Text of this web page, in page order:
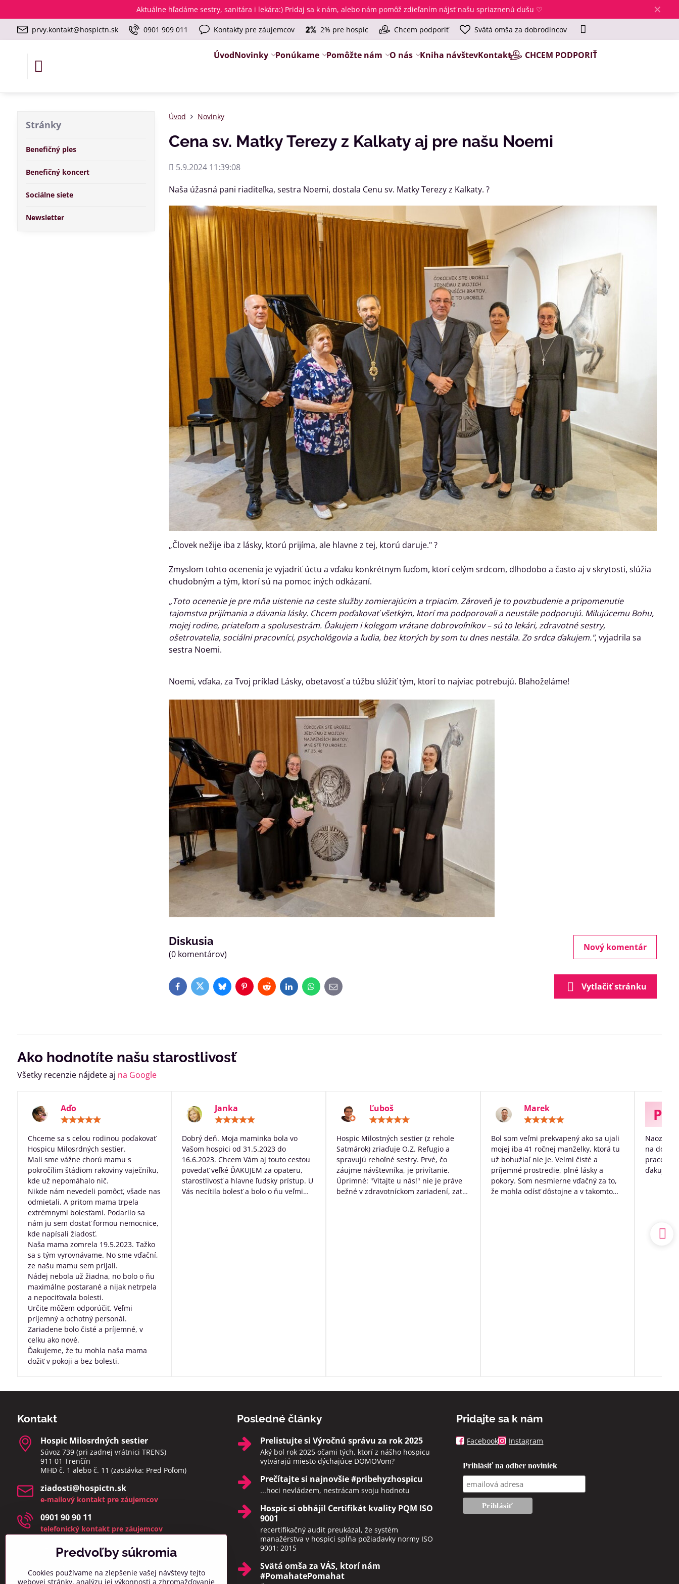
✕
Aktuálne hľadáme sestry, sanitára i lekára:) Pridaj sa k nám, alebo nám pomôž zdieľaním nájsť našu spriaznenú dušu ♡
prvy.kontakt@hospictn.sk 0901 909 011 Kontakty pre záujemcov 2% pre hospic Chcem podporiť Svätá omša za dobrodincov
ÚvodNovinky Ponúkame Pomôžte nám O nás Kniha návštevKontakt CHCEM PODPORIŤ
Úvod Novinky
Cena sv. Matky Terezy z Kalkaty aj pre našu Noemi
Pridané
5.9.2024 11:39:08
Naša úžasná pani riaditeľka, sestra Noemi, dostala Cenu sv. Matky Terezy z Kalkaty. ?
„Človek nežije iba z lásky, ktorú prijíma, ale hlavne z tej, ktorú daruje." ?
Zmyslom tohto ocenenia je vyjadriť úctu a vďaku konkrétnym ľuďom, ktorí celým srdcom, dlhodobo a často aj v skrytosti, slúžia
chudobným a tým, ktorí sú na pomoc iných odkázaní.
„Toto ocenenie je pre mňa uistenie na ceste služby zomierajúcim a trpiacim. Zároveň je to povzbudenie a pripomenutie
tajomstva prijímania a dávania lásky. Chcem poďakovať všetkým, ktorí ma podporovali a neustále podporujú. Milujúcemu Bohu,
mojej rodine, priateľom a spolusestrám. Ďakujem i kolegom vrátane dobrovoľníkov – sú to lekári, zdravotné sestry,
ošetrovatelia, sociálni pracovníci, psychológovia a ľudia, bez ktorých by som tu dnes nestála. Zo srdca ďakujem.", vyjadrila sa
sestra Noemi.
Noemi, vďaka, za Tvoj príklad Lásky, obetavosť a túžbu slúžiť tým, ktorí to najviac potrebujú. Blahoželáme!
Diskusia
(0 komentárov)
Nový komentár
FacebookTwitterBlueskyPinterestRedditLinkedInWhatsApp
E-
mail
Vytlačiť stránku
Stránky
Benefičný ples
Benefičný koncert
Sociálne siete
Newsletter
Ako hodnotíte našu starostlivosť
Všetky recenzie nájdete aj na Google
Aďo
/
5
Chceme sa s celou rodinou poďakovať
Hospicu Milosrdných sestier.
Mali sme vážne chorú mamu s
pokročílim štádiom rakoviny vaječníku,
kde už nepomáhalo nič.
Nikde nám nevedeli pomôcť, všade nas
odmietali. A pritom mama trpela
extrémnymi bolesťami. Podarilo sa
nám ju sem dostať formou nemocnice,
kde napísali žiadosť.
Naša mama zomrela 19.5.2023. Tažko
sa s tým vyrovnávame. No sme vďační,
ze našu mamu sem prijali.
Nádej nebola už žiadna, no bolo o ňu
maximálne postarané a nijak netrpela
a nepociťovala bolesti.
Určite môžem odporúčiť. Veľmi
príjemný a ochotný personál.
Zariadene bolo čisté a príjemné, v
celku ako nové.
Ďakujeme, že tu mohla naša mama
dožiť v pokoji a bez bolesti.
Janka
/
5
Dobrý deň. Moja maminka bola vo
Vašom hospici od 31.5.2023 do
16.6.2023. Chcem Vám aj touto cestou
povedať veľké ĎAKUJEM za opateru,
starostlivosť a hlavne ľudsky prístup. U
Vás necítila bolesť a bolo o ňu veľmi
Ľuboš
/
5
Hospic Milostných sestier (z rehole
Satmárok) zriaďuje O.Z. Refugio a
spravujú rehoľné sestry. Prvé, čo
záujme návštevníka, je privítanie.
Úprimné: "Vitajte u nás!" nie je práve
bežné v zdravotníckom zariadení, zato
Marek
/
5
Bol som veľmi prekvapený ako sa ujali
mojej iba 41 ročnej manželky, ktorá tu
už bohužiaľ nie je. Velmi čisté a
príjemné prostredie, plné lásky a
pokory. Som nesmierne vďačný za to,
že mohla odísť dôstojne a v takomto
P
Naozaj
na
ďakujem
Kontakt
Hospic Milosrdných sestier
Súvoz 739 (pri zadnej vrátnici TRENS)
911 01 Trenčín
MHD č. 1 alebo č. 11 (zastávka: Pred Poľom)
ziadosti​@hospictn​.sk
e-mailový kontakt pre záujemcov
0901 90 90 11
telefonický kontakt pre záujemcov
telefonáty a osobné návštevy prijímame v čase 8:00 –
14:00
(zmeškané hovory a osobné návštevy mimo týchto
Posledné články
Prelistujte si Výročnú správu za rok 2025
Aký bol rok 2025 očami tých, ktorí z nášho hospicu
vytvárajú miesto dýchajúce DOMOVom?
Prečítajte si najnovšie #pribehyzhospicu
...hoci nevládzem, nestrácam svoju hodnotu
Hospic si obhájil Certifikát kvality PQM ISO
9001
recertifikačný audit preukázal, že systém
manažérstva v hospici spĺňa požiadavky normy ISO
9001: 2015
Svätá omša za VÁS, ktorí nám
#PomahatePomahat
Pridajte sa k nám
Facebook Instagram
Prihlásiť na odber noviniek
Predvoľby súkromia
Cookies používame na zlepšenie vašej návštevy tejto
webovej stránky, analýzu jej výkonnosti a zhromažďovanie